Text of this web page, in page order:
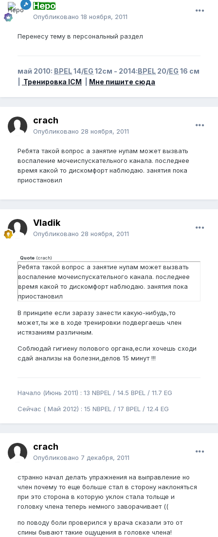
Неро
Опубликовано 18 ноября, 2011
Перенесу тему в персональный раздел
май 2010: BPEL14/EG 12см - 2014:BPEL 20/EG 16 см
Тренировка ICM Мне пишите сюда
crach
Опубликовано 28 ноября, 2011
Ребята такой вопрос а занятие нупам может вызвать
воспаление мочеиспускательного канала. последнее
время какой то дискомфорт наблюдаю. занятия пока
приостановил
Vladik
Опубликовано 28 ноября, 2011
Quote (crach)
Ребята такой вопрос а занятие нупам может вызвать
воспаление мочеиспускательного канала. последнее
время какой то дискомфорт наблюдаю. занятия пока
приостановил
В принципе если заразу занести какую-нибудь,то
может,ты же в ходе тренировки подвергаешь член
истязаниям различным.
Соблюдай гигиену полового органа,если хочешь сходи
сдай анализы на болезни,делов 15 минут !!!
Начало (Июнь 2011) : 13 NBPEL / 14.5 BPEL / 11.7 EG
Сейчас ( Май 2012) : 15 NBPEL / 17 BPEL / 12.4 EG
crach
Опубликовано 7 декабря, 2011
странно начал делать упражнения на выправление но
член почему то еще больше стал в сторону наклоняться
при это сторона в которую уклон стала тольще и
головку члена теперь немного заворачивает ((
по поводу боли проверился у врача сказали это от
спины бывают такие ощущения в головке члена!